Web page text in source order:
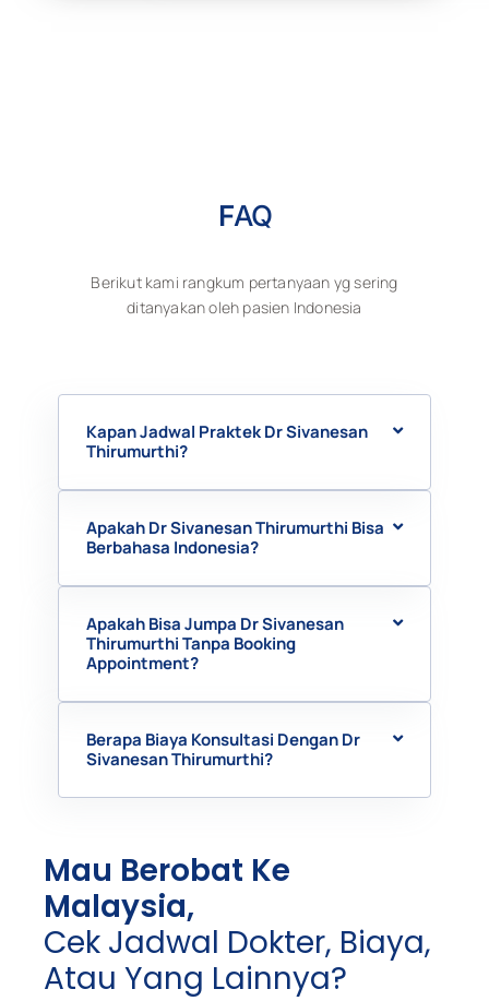
FAQ
Berikut kami rangkum pertanyaan yg sering
ditanyakan oleh pasien Indonesia
Kapan Jadwal Praktek Dr Sivanesan
Thirumurthi?
Apakah Dr Sivanesan Thirumurthi Bisa
Berbahasa Indonesia?
Apakah Bisa Jumpa Dr Sivanesan
Thirumurthi Tanpa Booking
Appointment?
Berapa Biaya Konsultasi Dengan Dr
Sivanesan Thirumurthi?
Mau Berobat Ke
Malaysia,
Cek Jadwal Dokter, Biaya,
Atau Yang Lainnya?